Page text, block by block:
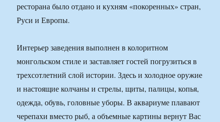
ресторана было отдано и кухням «покоренных» стран,
Руси и Европы.
Интерьер заведения выполнен в колоритном
монгольском стиле и заставляет гостей погрузиться в
трехсотлетний слой истории. Здесь и холодное оружие
и настоящие колчаны и стрелы, щиты, палицы, копья,
одежда, обувь, головные уборы. В аквариуме плавают
черепахи вместо рыб, а объемные картины вернут Вас